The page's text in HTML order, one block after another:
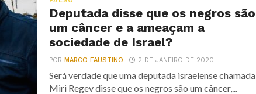
Deputada disse que os negros são
um câncer e a ameaçam a
sociedade de Israel?
PORMARCO FAUSTINO 2 DE JANEIRO DE 2020
Será verdade que uma deputada israelense chamada
Miri Regev disse que os negros são um câncer,...